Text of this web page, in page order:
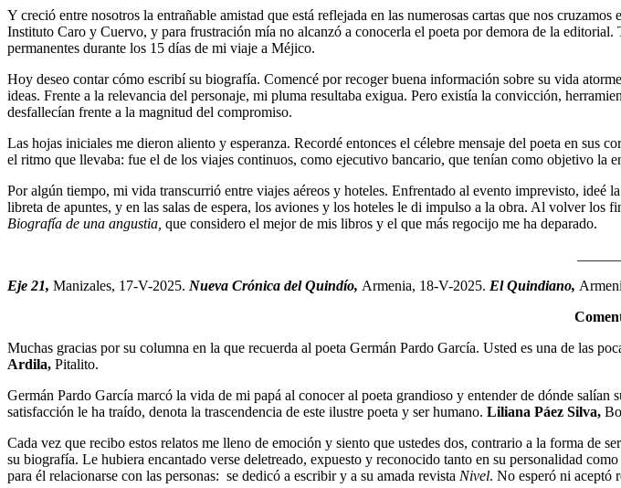
Y creció entre nosotros la entrañable amistad que está reflejada en las numerosas cartas que nos
Instituto Caro y Cuervo, y para frustración mía no alcanzó a conocerla el poeta por demora de la
permanentes durante los 15 días de mi viaje a Méjico.
Hoy deseo contar cómo escribí su biografía. Comencé por recoger buena información sobre su vida
ideas. Frente a la relevancia del personaje, mi pluma resultaba exigua. Pero existía la convicción,
desfallecían frente a la magnitud del compromiso.
Las hojas iniciales me dieron aliento y esperanza. Recordé entonces el célebre mensaje del poeta en sus
el ritmo que llevaba: fue el de los viajes continuos, como ejecutivo bancario, que tenían como objetivo la
Por algún tiempo, mi vida transcurrió entre viajes aéreos y hoteles. Enfrentado al evento imprevisto,
libreta de apuntes, y en las salas de espera, los aviones y los hoteles le di impulso a la obra. Al volver
Biografía de una angustia, que considero el mejor de mis libros y el que más regocijo me ha deparado.
Eje 21, Manizales, 17-V-2025. Nueva Crónica del Quindío, Armenia, 18-V-2025. El Quindiano,
Muchas gracias por su columna en la que recuerda al poeta Germán Pardo García. Usted es una de las
Ardila, Pitalito.
Germán Pardo García marcó la vida de mi papá al conocer al poeta grandioso y entender de dónde
satisfacción le ha traído, denota la trascendencia de este ilustre poeta y ser humano. Liliana Páez Silva,
Cada vez que recibo estos relatos me lleno de emoción y siento que ustedes dos, contrario a la forma de
su biografía. Le hubiera encantado verse deletreado, expuesto y reconocido tanto en su personalidad
para él relacionarse con las personas: se dedicó a escribir y a su amada revista Nivel. No esperó ni aceptó